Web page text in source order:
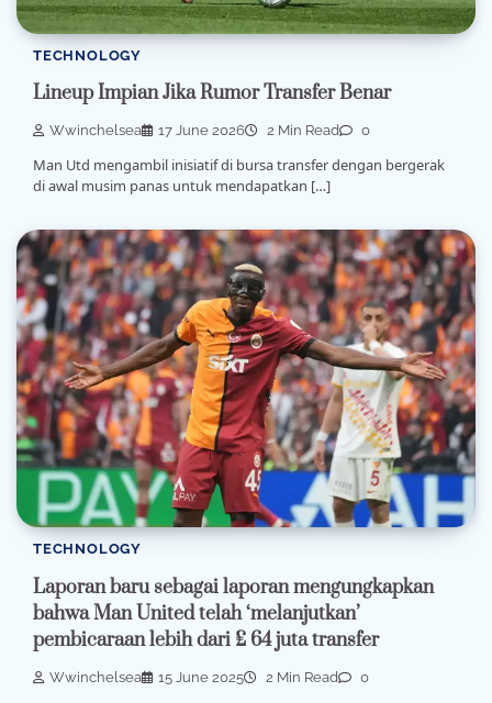
TECHNOLOGY
Lineup Impian Jika Rumor Transfer Benar
Wwinchelsea 17 June 2026 2 Min Read 0
Man Utd mengambil inisiatif di bursa transfer dengan bergerak
di awal musim panas untuk mendapatkan […]
TECHNOLOGY
Laporan baru sebagai laporan mengungkapkan
bahwa Man United telah ‘melanjutkan’
pembicaraan lebih dari £ 64 juta transfer
Wwinchelsea 15 June 2025 2 Min Read 0